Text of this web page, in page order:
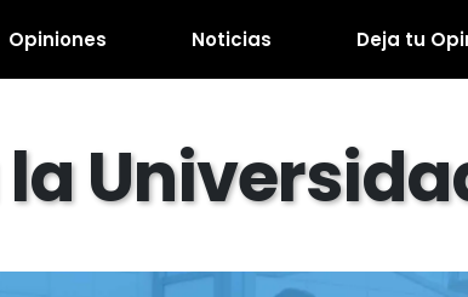
Opiniones Noticias Deja tu